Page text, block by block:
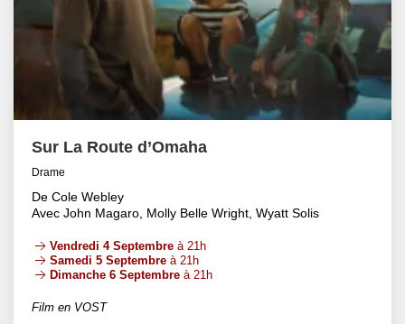
Sur La Route d’Omaha
Drame
De Cole Webley
Avec John Magaro, Molly Belle Wright, Wyatt Solis
Vendredi 4 Septembre à 21h
Samedi 5 Septembre à 21h
Dimanche 6 Septembre à 21h
Film en VOST